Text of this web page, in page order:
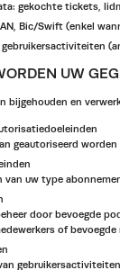
gekochte tickets,
Bic/Swift (enkel
gebruikersactiviteiten
UW
bijgehouden en
geautoriseerd
van uw type
door bevoegde
of